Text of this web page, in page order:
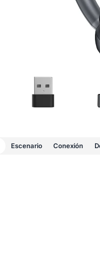
Escenario Conexión